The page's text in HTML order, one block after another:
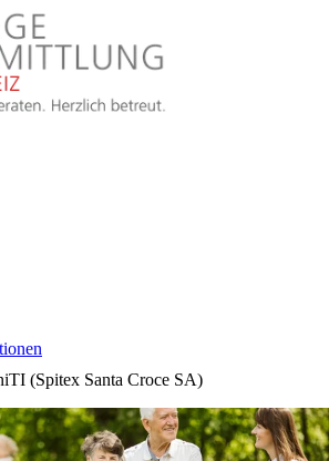
(Spitex Santa Croce SA)